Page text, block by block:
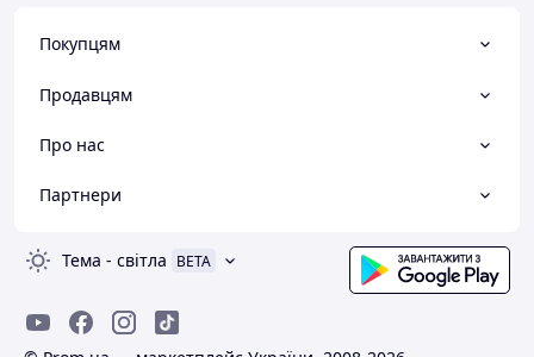
Покупцям
Продавцям
Про нас
Партнери
Тема - світла BETA